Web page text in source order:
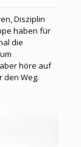
Disziplin
haben für
die
höre auf
den Weg.